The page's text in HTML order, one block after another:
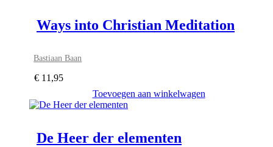
Ways into Christian Meditation
Bastiaan Baan
€ 11,95
Toevoegen aan winkelwagen
De Heer der elementen